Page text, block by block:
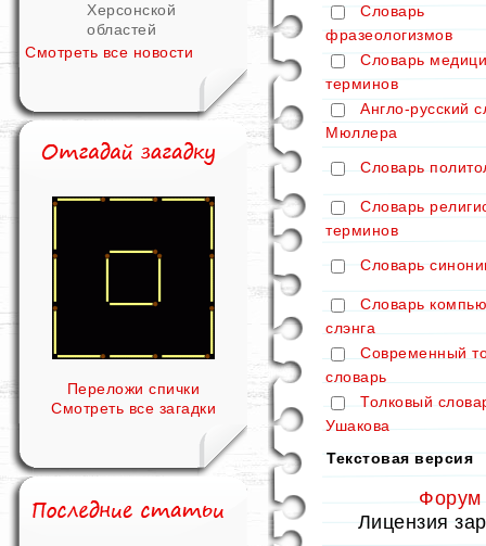
Херсонской
областей
Смотреть все новости
Переложи спички
Смотреть все загадки
Словарь
фразеологизмов
Словарь
терминов
Англо-русский
Мюллера
Словарь
Словарь
терминов
Словарь
Словарь
слэнга
Современный
словарь
Толковый
Ушакова
Текстовая версия
Форум
Лицензия